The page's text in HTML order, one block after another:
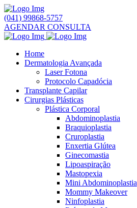
(041) 99868-5757
AGENDAR CONSULTA
Home
Dermatologia Avançada
Laser Fotona
Protocolo Capadócia
Transplante Capilar
Cirurgias Plásticas
Plástica Corporal
Abdominoplastia
Braquioplastia
Cruroplastia
Enxertia Glútea
Ginecomastia
Lipoaspiração
Mastopexia
Mini Abdominoplastia
Mommy Makeover
Ninfoplastia